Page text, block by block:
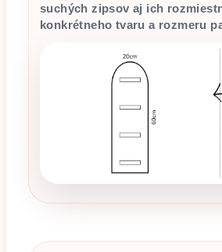
suchých zipsov aj ich
konkrétneho tvaru a rozmeru